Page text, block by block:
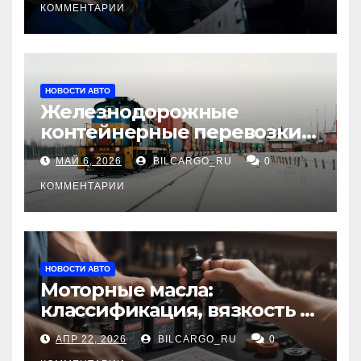
КОММЕНТАРИИ
НОВОСТИ АВТО
Железнодорожные
контейнерные перевозки
из Китая в Россию:
маршруты, сроки и
требования
МАЙ 6, 2026 BILCARGO_RU 0
КОММЕНТАРИИ
НОВОСТИ АВТО
Моторные масла:
классификация, вязкость и
рекомендации по выбору
для различных типов
АПР 22, 2026 BILCARGO_RU 0